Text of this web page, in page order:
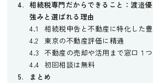
相続税専門だからできること：渡邉
強みと選ばれる理由
相続税申告と不動産に特化した
東京の不動産評価に精通
不動産の売却や活用まで窓口１
初回相談は無料
まとめ